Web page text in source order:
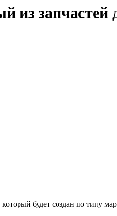
из
будет создан по типу